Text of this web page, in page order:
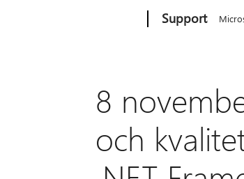
Support
8
och